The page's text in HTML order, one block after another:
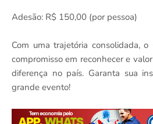
Adesão: R$ 150,00 (por pessoa)
Com uma trajetória consolidada,
compromisso em reconhecer e
diferença no país. Garanta sua
grande evento!